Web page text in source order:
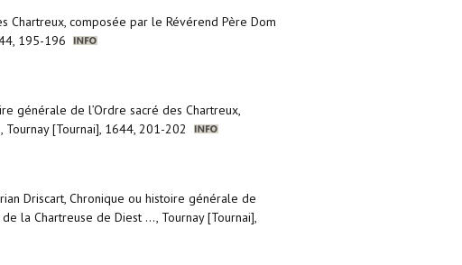
Chartreux, composée par le Révérend Père Dom
195-196
générale de l’Ordre sacré des Chartreux,
[Tournai], 1644, 201-202
Driscart, Chronique ou histoire générale de
la Chartreuse de Diest ..., Tournay [Tournai],